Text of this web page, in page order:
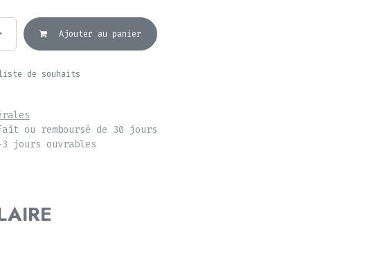
Ajouter au panier
de souhaits
ou remboursé de 30 jours
jours ouvrables